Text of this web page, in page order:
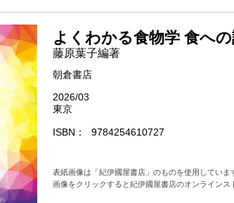
よくわかる食物学 食へ
藤原葉子編著
朝倉書店
2026/03
東京
ISBN 9784254610727
表紙画像は「紀伊國屋書店」のものを使用していま
画像をクリックすると紀伊國屋書店のオンラインス